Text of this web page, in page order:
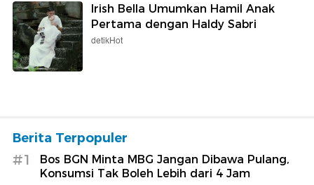
Irish Bella Umumkan Hamil Anak
Pertama dengan Haldy Sabri
detikHot
Berita Terpopuler
#1
Bos BGN Minta MBG Jangan Dibawa Pulang,
Konsumsi Tak Boleh Lebih dari 4 Jam